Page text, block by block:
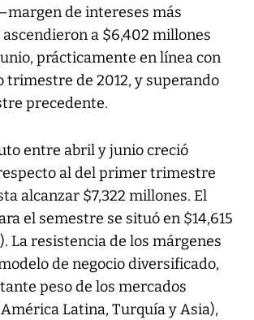
de intereses más
a $6,402 millones
prácticamente en línea con
trimestre de 2012, y superando
precedente.
entre abril y junio creció
al del primer trimestre
alcanzar $7,322 millones. El
el semestre se situó en $14,615
La resistencia de los márgenes
de negocio diversificado,
peso de los mercados
Latina, Turquía y Asia),